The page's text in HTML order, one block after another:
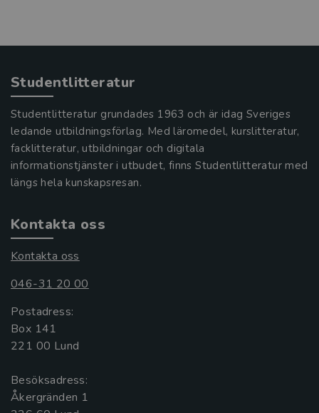
Studentlitteratur
Studentlitteratur grundades 1963 och är idag Sveriges
ledande utbildningsförlag. Med läromedel, kurslitteratur,
facklitteratur, utbildningar och digitala
informationstjänster i utbudet, finns Studentlitteratur med
längs hela kunskapsresan.
Kontakta oss
Kontakta oss
046-31 20 00
Postadress:
Box 141
221 00 Lund
Besöksadress:
Åkergränden 1